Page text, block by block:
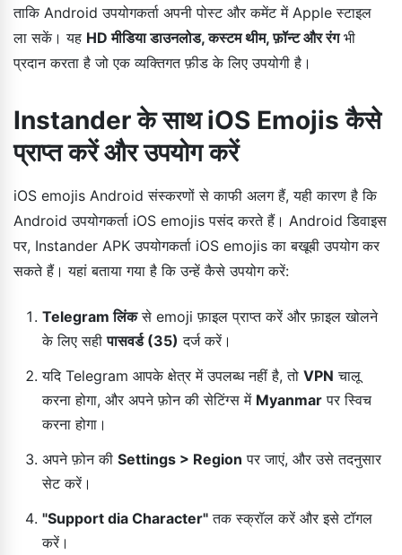
ताकि Android उपयोगकर्ता अपनी पोस्ट और कमेंट में Apple स्टाइल
ला सकें। यह HD मीडिया डाउनलोड, कस्टम थीम, फ़ॉन्ट और रंगभी
प्रदान करता है जो एक व्यक्तिगत फ़ीड के लिए उपयोगी है।
Instander के साथ iOS Emojis कैसे
प्राप्त करें और उपयोग करें
iOS emojis Android संस्करणों से काफी अलग हैं, यही कारण है कि
Android उपयोगकर्ता iOS emojis पसंद करते हैं। Android डिवाइस
पर, Instander APK उपयोगकर्ता iOS emojis का बखूबी उपयोग कर
सकते हैं। यहां बताया गया है कि उन्हें कैसे उपयोग करें:
Telegram लिंकसे emoji फ़ाइल प्राप्त करें और फ़ाइल खोलने
के लिए सहीपासवर्ड (35) दर्ज करें।
यदि Telegram आपके क्षेत्र में उपलब्ध नहीं है, तो VPN चालू
करना होगा, और अपने फ़ोन की सेटिंग्स में Myanmar पर स्विच
करना होगा।
अपने फ़ोन की Settings > Region पर जाएं, और उसे तदनुसार
सेट करें।
"Support dia Character" तक स्क्रॉल करें और इसे टॉगल
करें।